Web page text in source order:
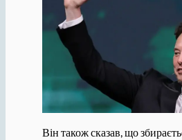
Він також сказав, що